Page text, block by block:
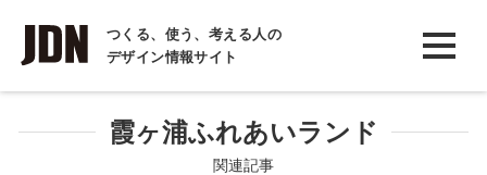
つくる、使う、考える人の
デザイン情報サイト
INTERVIEW
インタビュー
REPORT
霞ヶ浦ふれあいランド
関連記事